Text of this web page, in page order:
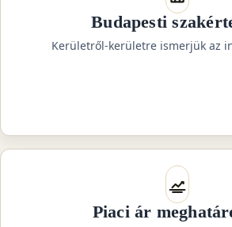
KISZÁMOLOM
Budapesti
Kerületről-kerületre ismerjük az
Piaci ár